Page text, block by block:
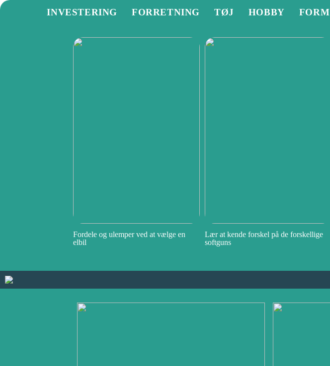
INVESTERING FORRETNING TØJ HOBBY FORM
Fordele og ulemper ved at vælge en
elbil
Lær at kende forskel på de forskellige
softguns